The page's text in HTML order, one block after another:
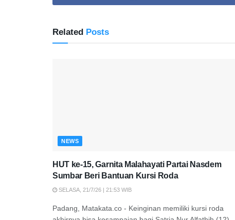
Related Posts
NEWS
HUT ke-15, Garnita Malahayati Partai Nasdem
Sumbar Beri Bantuan Kursi Roda
SELASA, 21/7/26 | 21:53 WIB
Padang, Matakata.co - Keinginan memiliki kursi roda